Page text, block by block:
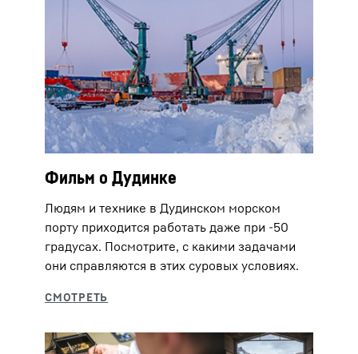
Фильм о Дудинке
Людям и технике в Дудинском морском
порту приходится работать даже при -50
градусах. Посмотрите, с какими задачами
они справляются в этих суровых условиях.